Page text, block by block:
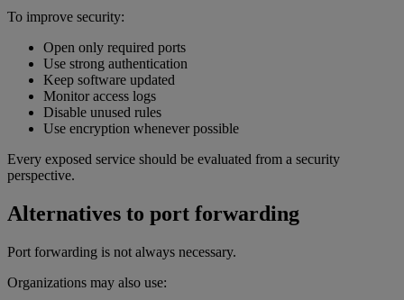
To improve security:
Open only required ports
Use strong authentication
Keep software updated
Monitor access logs
Disable unused rules
Use encryption whenever possible
Every exposed service should be evaluated from a security
perspective.
Alternatives to port forwarding
Port forwarding is not always necessary.
Organizations may also use: